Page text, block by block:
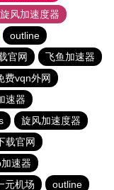
旋风加速度器
outline
官网
飞鱼加速器
费vqn外网
速器
旋风加速度器
载官网
速器
元机场 outline